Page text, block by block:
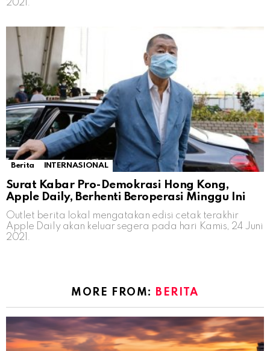
2021.
Berita INTERNASIONAL
Surat Kabar Pro-Demokrasi Hong Kong,
Apple Daily, Berhenti Beroperasi Minggu Ini
Outlet berita lokal mengatakan edisi cetak terakhir
Apple Daily akan keluar segera pada hari Kamis, 24 Juni
2021.
MORE FROM: BERITA